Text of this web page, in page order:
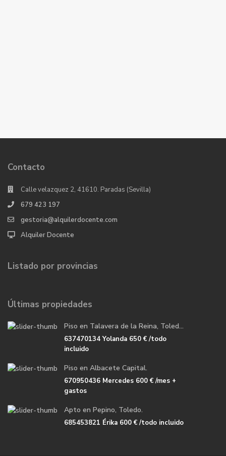
Contacto
Calle velazquez 2, 41610. Paradas (Sevilla)
679 423 197
gestoria@alquilerdocente.com
Alquiler Docente
Listado por provincias
Últimas propiedades
Piso en Talavera de la Reina, Toled...
637470134 Yolanda 650 €/todo
incluido
Piso en Albacete Capital.
670950436 Mercedes 600 €/mes +
gastos
Apto en Pepino, Toledo.
685453821 Érika 600 €/todo incluido